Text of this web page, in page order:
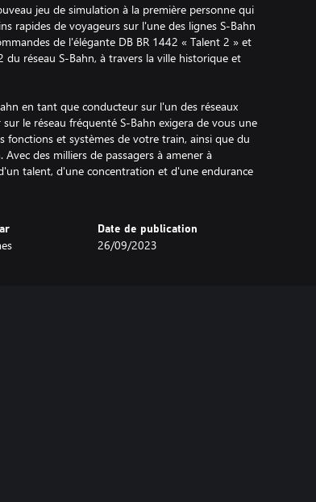
jeu de simulation à la première personne qui
rapides de voyageurs sur l'une des lignes S-Bahn
de l'élégante DB BR 1442 « Talent 2 » et
réseau S-Bahn, à travers la ville historique et
en tant que conducteur sur l'un des réseaux
le réseau fréquenté S-Bahn exigera de vous une
fonctions et systèmes de votre train, ainsi que du
des milliers de passagers à amener à
talent, d'une concentration et d'une endurance
Date de publication
26/09/2023